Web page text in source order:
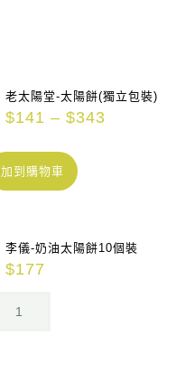
老太陽堂-太陽餅(獨立包裝)
$141 – $343
加到購物車
李儀-奶油太陽餅10個裝
$177